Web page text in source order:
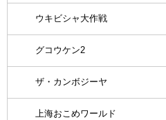
ウキビシャ大作戦
グコウケン2
ザ・カンボジーヤ
上海おこめワールド